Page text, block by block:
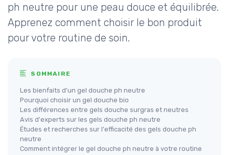
ph neutre pour une peau douce et équilibrée.
Apprenez comment choisir le bon produit
pour votre routine de soin.
SOMMAIRE
Les bienfaits d'un gel douche ph neutre
Pourquoi choisir un gel douche bio
Les différences entre gels douche surgras et neutres
Avis d'experts sur les gels douche ph neutre
Études et recherches sur l'efficacité des gels douche ph
neutre
Comment intégrer le gel douche ph neutre à votre routine